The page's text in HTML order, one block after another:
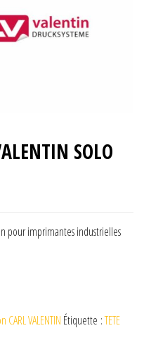
SOLO
pour imprimantes industrielles
VALENTIN Étiquette :TETE